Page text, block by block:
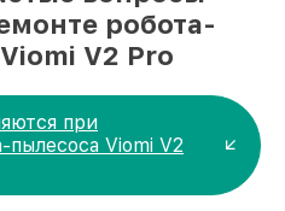
робота-
V2 Pro
при
Viomi V2